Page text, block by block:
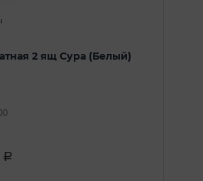
2 ящ Сура (Белый)
a